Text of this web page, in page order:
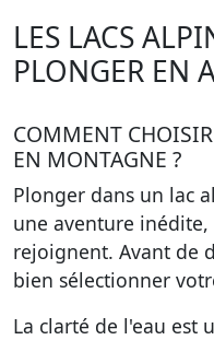
LES LACS
PLONGER EN
COMMENT
EN MONTAGNE ?
Plonger dans un lac
une aventure
rejoignent. Avant de
bien sélectionner
La clarté de l'eau est